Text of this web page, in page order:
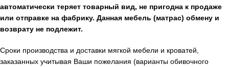
автоматически теряет товарный вид, не пригодна к продаже
или отправке на фабрику. Данная мебель (матрас) обмену и
возврату не подлежит.
Сроки производства и доставки мягкой мебели и кроватей,
заказанных учитывая Ваши пожелания (варианты обивочного